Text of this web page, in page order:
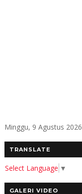
Minggu, 9 Agustus 2026
TRANSLATE
Select Language ▼
GALERI VIDEO